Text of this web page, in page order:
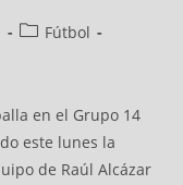
Fútbol
en el Grupo 14
este lunes la
de Raúl Alcázar